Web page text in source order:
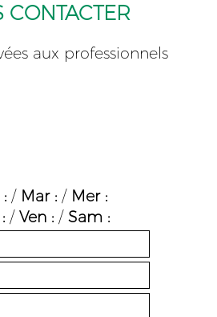
CONTACTER
aux professionnels
/ Mar : / Mer :
/Ven : /Sam :